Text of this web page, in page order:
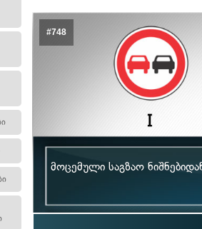
#748
მოცემული საგზაო